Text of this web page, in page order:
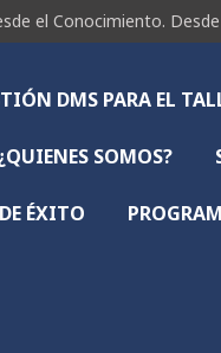
el Conocimiento.
DMS PARA EL
SOMOS?
ÉXITO